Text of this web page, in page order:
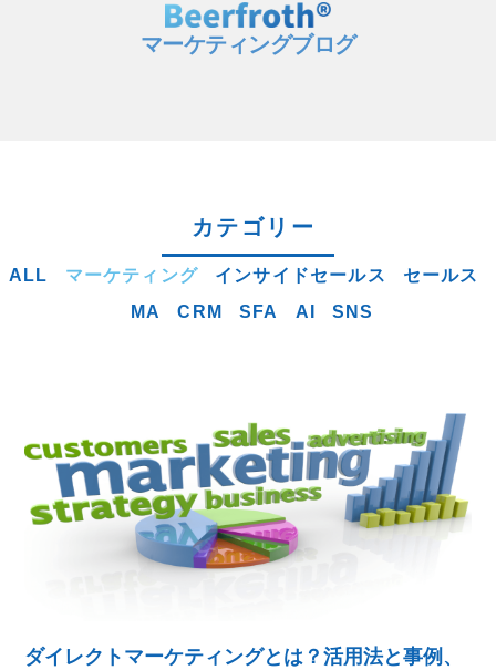
マーケティングブログ
カテゴリー
ALL マーケティング インサイドセールス
セールス
MA
CRM SFA AI SNS
ダイレクトマーケティングとは？活用法と事例、